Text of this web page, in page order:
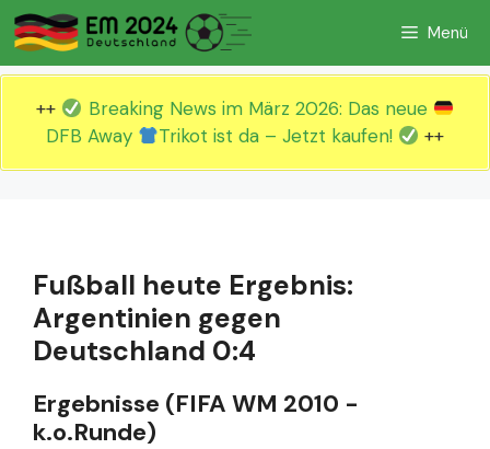
Zum
Inhalt
springen
Menü
++
Breaking News im März 2026: Das neue
DFB Away
Trikot ist da – Jetzt kaufen! ++
Fußball heute Ergebnis:
Argentinien gegen
Deutschland 0:4
Ergebnisse (FIFA WM 2010 -
k.o.Runde)